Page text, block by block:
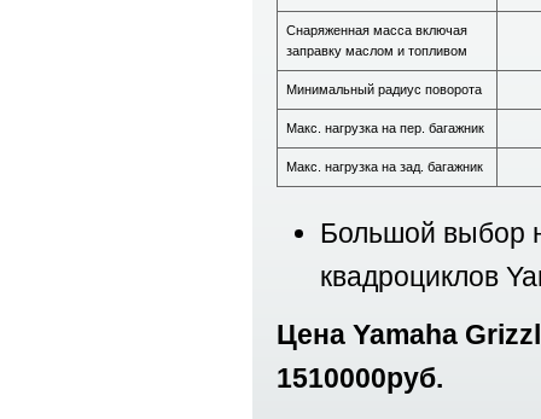
Снаряженная масса включая
заправку маслом и топливом
Минимальный радиус поворота
Макс. нагрузка на пер. багажник
Макс. нагрузка на зад. багажник
Большой выбор
квадроциклов
Цена Yamaha
1510000руб.